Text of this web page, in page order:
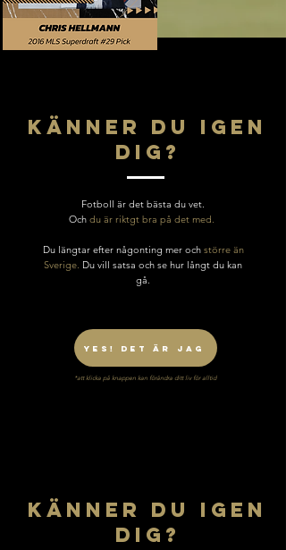
känner du igen
dig?
Fotboll är det bästa du vet.
Och du är riktgt bra på det med.
Du längtar efter någonting mer och större än
Sverige. ​Du vill satsa och se hur långt du kan
gå.
yes! Det är jag
*att klicka på knappen kan förändra ditt liv för alltid
känner du igen
dig?